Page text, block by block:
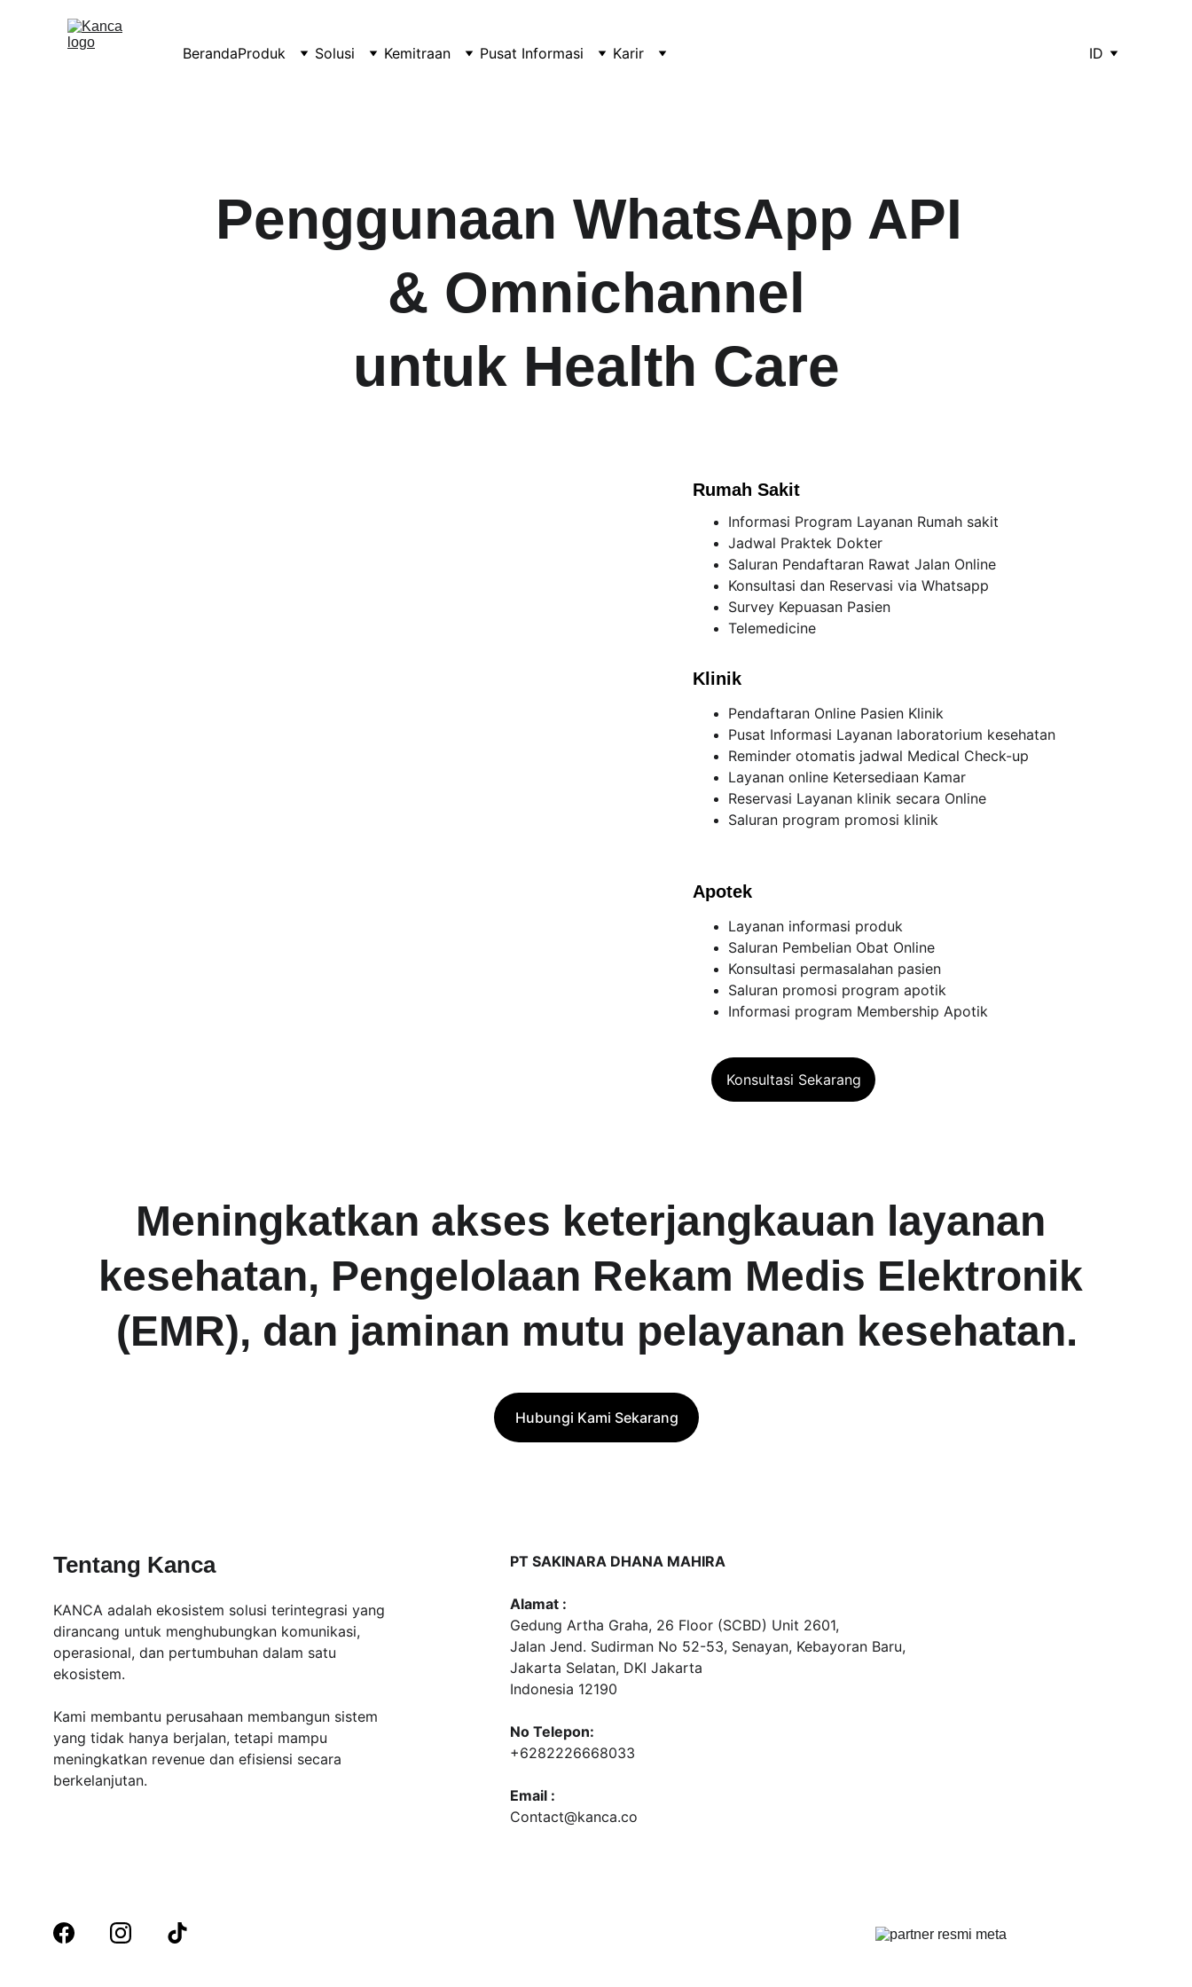
BerandaProduk Solusi Kemitraan Pusat Informasi Karir ID
Penggunaan WhatsApp API
& Omnichannel
untuk Health Care
Klinik
Pendaftaran Online Pasien Klinik
Pusat Informasi Layanan laboratorium kesehatan
Reminder otomatis jadwal Medical Check-up
Layanan online Ketersediaan Kamar
Reservasi Layanan klinik secara Online
Saluran program promosi klinik
Apotek
Layanan informasi produk
Saluran Pembelian Obat Online
Konsultasi permasalahan pasien
Saluran promosi program apotik
Informasi program Membership Apotik
Rumah Sakit
Informasi Program Layanan Rumah sakit
Jadwal Praktek Dokter
Saluran Pendaftaran Rawat Jalan Online
Konsultasi dan Reservasi via Whatsapp
Survey Kepuasan Pasien
Telemedicine
Konsultasi Sekarang
Meningkatkan akses keterjangkauan layanan
kesehatan, Pengelolaan Rekam Medis Elektronik
(EMR), dan jaminan mutu pelayanan kesehatan.
Hubungi Kami Sekarang
Tentang Kanca
KANCA adalah ekosistem solusi terintegrasi yang
dirancang untuk menghubungkan komunikasi,
operasional, dan pertumbuhan dalam satu
ekosistem.
Kami membantu perusahaan membangun sistem
yang tidak hanya berjalan, tetapi mampu
meningkatkan revenue dan efisiensi secara
berkelanjutan.
PT SAKINARA DHANA MAHIRA
Alamat :
Gedung Artha Graha, 26 Floor (SCBD) Unit 2601,
Jalan Jend. Sudirman No 52-53, Senayan, Kebayoran Baru,
Jakarta Selatan, DKI Jakarta
Indonesia 12190
No Telepon:
+6282226668033
Email :
Contact@kanca.co